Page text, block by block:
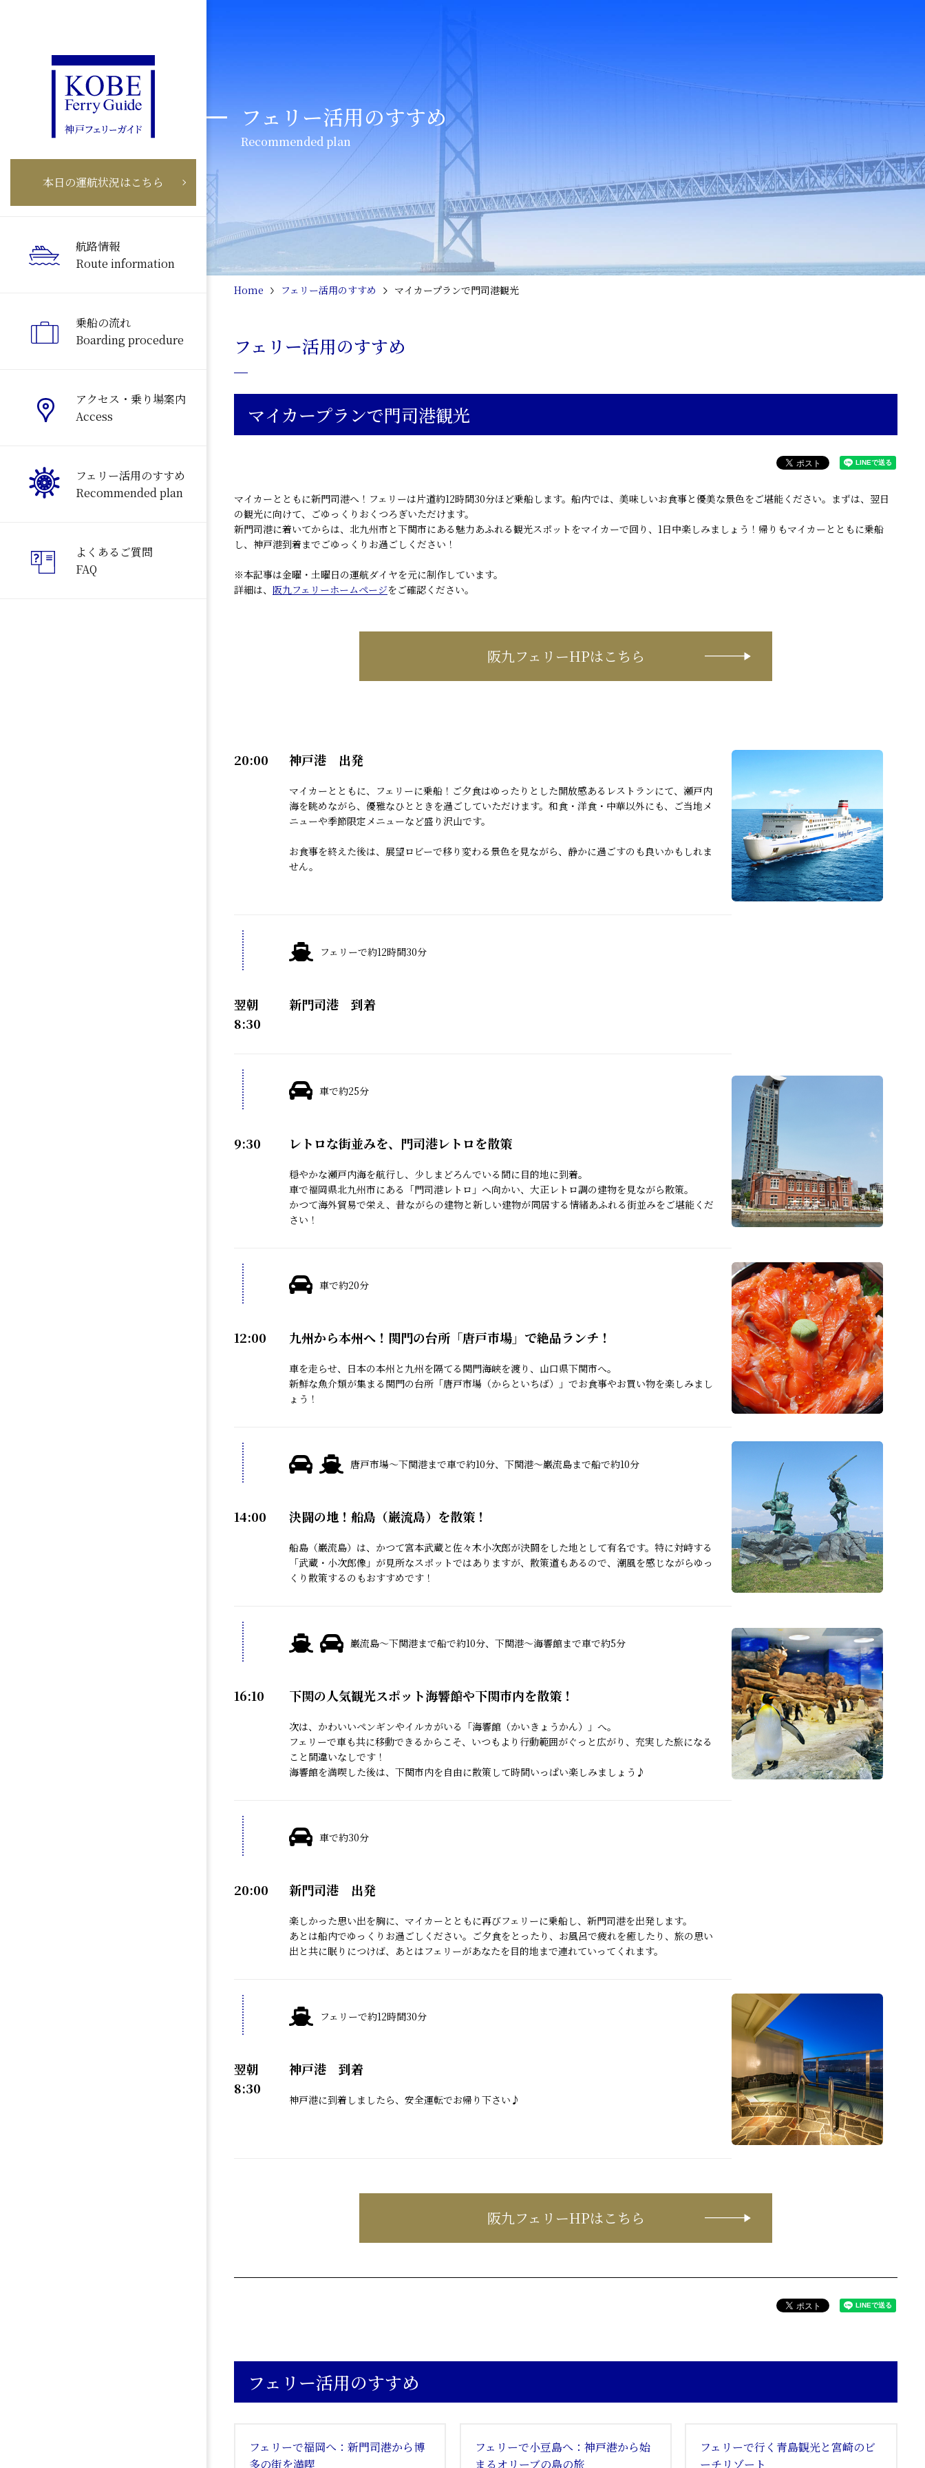
本日の運航状況はこちら
航路情報
Route information
乗船の流れ
Boarding procedure
アクセス・乗り場案内
Access
フェリー活用のすすめ
Recommended plan
よくあるご質問
FAQ
フェリー活用のすすめ
Recommended plan
Home フェリー活用のすすめ マイカープランで門司港観光
フェリー活用のすすめ
マイカープランで門司港観光
マイカーとともに新門司港へ！フェリーは片道約12時間30分ほど乗船します。船内では、美味しいお食事と優美な景色をご堪能ください。まずは、翌日
の観光に向けて、ごゆっくりおくつろぎいただけます。
新門司港に着いてからは、北九州市と下関市にある魅力あふれる観光スポットをマイカーで回り、1日中楽しみましょう！帰りもマイカーとともに乗船
し、神戸港到着までごゆっくりお過ごしください！
※本記事は金曜・土曜日の運航ダイヤを元に制作しています。
詳細は、 阪九フェリーホームページをご確認ください。
阪九フェリーHPはこちら
20:00 神戸港 出発
マイカーとともに、フェリーに乗船！ご夕食はゆったりとした開放感あるレストランにて、瀬戸内
海を眺めながら、優雅なひとときを過ごしていただけます。和食・洋食・中華以外にも、ご当地メ
ニューや季節限定メニューなど盛り沢山です。
お食事を終えた後は、展望ロビーで移り変わる景色を見ながら、静かに過ごすのも良いかもしれま
せん。
フェリーで約12時間30分
翌朝
8:30
新門司港 到着
車で約25分
9:30 レトロな街並みを、門司港レトロを散策
穏やかな瀬戸内海を航行し、少しまどろんでいる間に目的地に到着。
車で福岡県北九州市にある「門司港レトロ」へ向かい、大正レトロ調の建物を見ながら散策。
かつて海外貿易で栄え、昔ながらの建物と新しい建物が同居する情緒あふれる街並みをご堪能くだ
さい！
車で約20分
12:00 九州から本州へ！関門の台所「唐戸市場」で絶品ランチ！
車を走らせ、日本の本州と九州を隔てる関門海峡を渡り、山口県下関市へ。
新鮮な魚介類が集まる関門の台所「唐戸市場（からといちば）」でお食事やお買い物を楽しみまし
ょう！
唐戸市場～下関港まで車で約10分、下関港～巌流島まで船で約10分
14:00 決闘の地！船島（巌流島）を散策！
船島（巌流島）は、かつて宮本武蔵と佐々木小次郎が決闘をした地として有名です。特に対峙する
「武蔵・小次郎像」が見所なスポットではありますが、散策道もあるので、潮風を感じながらゆっ
くり散策するのもおすすめです！
巌流島～下関港まで船で約10分、下関港～海響館まで車で約5分
16:10 下関の人気観光スポット海響館や下関市内を散策！
次は、かわいいペンギンやイルカがいる「海響館（かいきょうかん）」へ。
フェリーで車も共に移動できるからこそ、いつもより行動範囲がぐっと広がり、充実した旅になる
こと間違いなしです！
海響館を満喫した後は、下関市内を自由に散策して時間いっぱい楽しみましょう♪
車で約30分
20:00 新門司港 出発
楽しかった思い出を胸に、マイカーとともに再びフェリーに乗船し、新門司港を出発します。
あとは船内でゆっくりお過ごしください。ご夕食をとったり、お風呂で疲れを癒したり、旅の思い
出と共に眠りにつけば、あとはフェリーがあなたを目的地まで連れていってくれます。
フェリーで約12時間30分
翌朝
8:30
神戸港 到着
神戸港に到着しましたら、安全運転でお帰り下さい♪
阪九フェリーHPはこちら
フェリー活用のすすめ
フェリーで福岡へ：新門司港から博
多の街を満喫
フェリーで小豆島へ：神戸港から始
まるオリーブの島の旅
フェリーで行く青島観光と宮崎のビ
ーチリゾート